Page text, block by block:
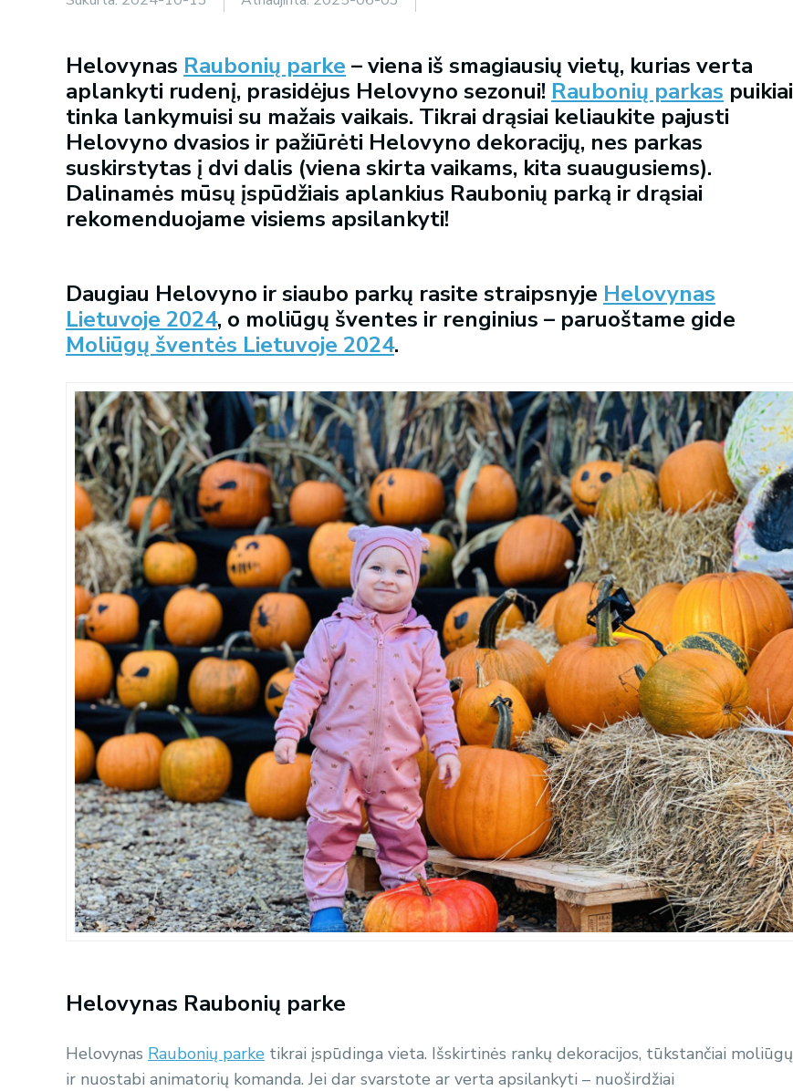
Helovynas Raubonių parke – viena iš smagiausių vietų, kurias verta
aplankyti rudenį, prasidėjus Helovyno sezonui! Raubonių parkas puikiai
tinka lankymuisi su mažais vaikais. Tikrai drąsiai keliaukite pajusti
Helovyno dvasios ir pažiūrėti Helovyno dekoracijų, nes parkas
suskirstytas į dvi dalis (viena skirta vaikams, kita suaugusiems).
Dalinamės mūsų įspūdžiais aplankius Raubonių parką ir drąsiai
rekomenduojame visiems apsilankyti!
Daugiau Helovyno ir siaubo parkų rasite straipsnyje Helovynas
Lietuvoje 2024, o moliūgų šventes ir renginius – paruoštame gide
Moliūgų šventės Lietuvoje 2024.
Helovynas Raubonių parke
Helovynas Raubonių parke tikrai įspūdinga vieta. Išskirtinės rankų dekoracijos, tūkstančiai moliūgų
ir nuostabi animatorių komanda. Jei dar svarstote ar verta apsilankyti – nuoširdžiai